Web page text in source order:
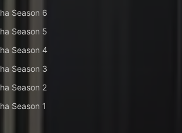
Season 6
Season 5
Season 4
Season 3
Season 2
Season 1